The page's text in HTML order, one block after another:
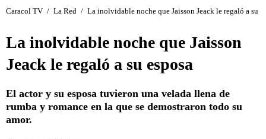
Caracol TV / La Red / La inolvidable noche que Jaisson Jeack le regaló a su
La inolvidable noche que Jaisson
Jeack le regaló a su esposa
El actor y su esposa tuvieron una velada llena de
rumba y romance en la que se demostraron todo su
amor.